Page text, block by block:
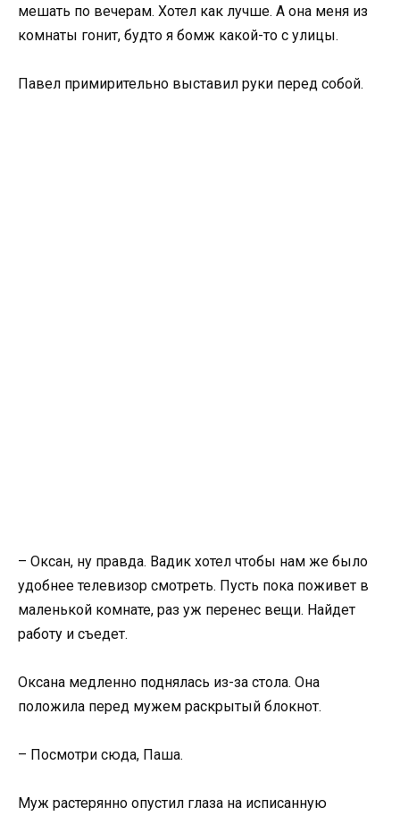
мешать по вечерам. Хотел как лучше. А она меня из
комнаты гонит, будто я бомж какой-то с улицы.
Павел примирительно выставил руки перед собой.
– Оксан, ну правда. Вадик хотел чтобы нам же было
удобнее телевизор смотреть. Пусть пока поживет в
маленькой комнате, раз уж перенес вещи. Найдет
работу и съедет.
Оксана медленно поднялась из-за стола. Она
положила перед мужем раскрытый блокнот.
– Посмотри сюда, Паша.
Муж растерянно опустил глаза на исписанную